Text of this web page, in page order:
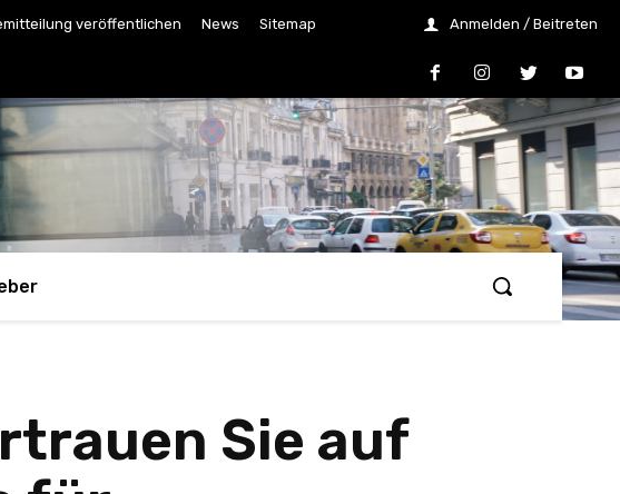
veröffentlichen News Sitemap Anmelden / Beitreten
Sie auf